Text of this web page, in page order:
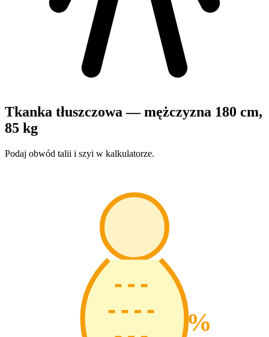
Tkanka tłuszczowa — mężczyzna 180 cm,
85 kg
Podaj obwód talii i szyi w kalkulatorze.
%